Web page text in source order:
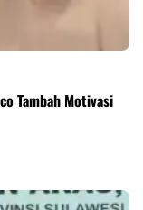
Tambah Motivasi